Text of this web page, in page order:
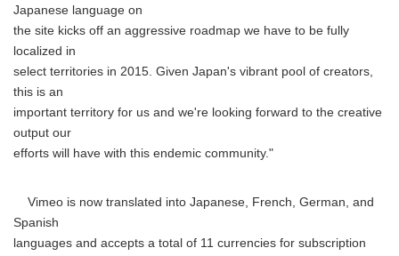
Japanese language on
the site kicks off an aggressive roadmap we have to be fully
localized in
select territories in 2015. Given Japan's vibrant pool of creators,
this is an
important territory for us and we're looking forward to the creative
output our
efforts will have with this endemic community."
Vimeo is now translated into Japanese, French, German, and
Spanish
languages and accepts a total of 11 currencies for subscription